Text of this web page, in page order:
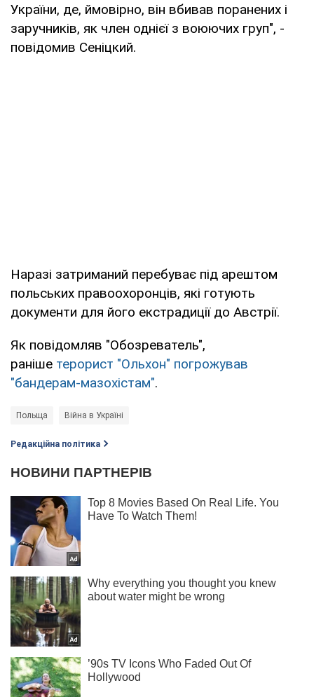
України, де, ймовірно, він вбивав поранених і
заручників, як член однієї з воюючих груп", -
повідомив Сеніцкий.
Наразі затриманий перебуває під арештом
польських правоохоронців, які готують
документи для його екстрадиції до Австрії.
Як повідомляв "Обозреватель",
раніше терорист "Ольхон" погрожував
"бандерам-мазохістам".
Польща Війна в Україні
Редакційна політика